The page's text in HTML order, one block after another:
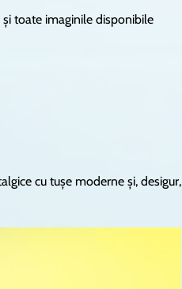
și toate imaginile disponibile
cu tușe moderne și, desigur,